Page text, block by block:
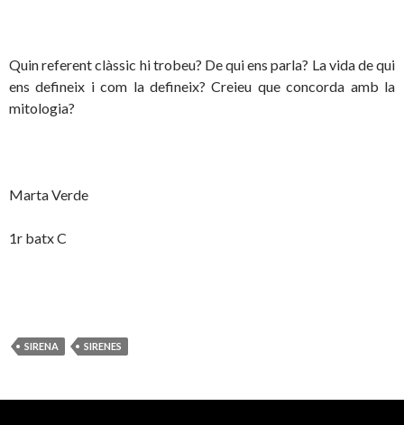
Quin referent clàssic hi trobeu? De qui ens parla? La vida de qui
ens defineix i com la defineix? Creieu que concorda amb la
mitologia?
Marta Verde
1r batx C
SIRENA SIRENES